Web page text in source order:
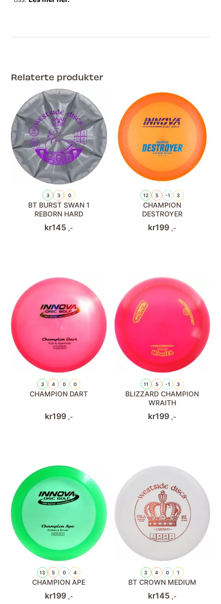
Relaterte produkter
3 3 0
BT BURST SWAN 1
REBORN HARD
kr145 ,-
12 5 -1 3
CHAMPION
DESTROYER
kr199 ,-
3 4 0 0
CHAMPION DART
kr199 ,-
11 5 -1 3
BLIZZARD CHAMPION
WRAITH
kr199 ,-
13 5 0 4
CHAMPION APE
kr199 ,-
3 4 0 1
BT CROWN MEDIUM
kr145 ,-